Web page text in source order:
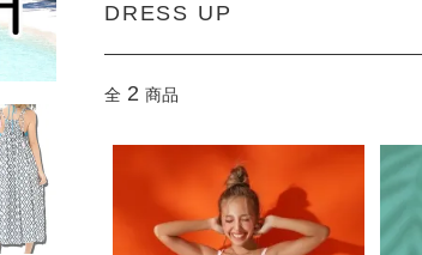
DRESS UP
全 2 商品